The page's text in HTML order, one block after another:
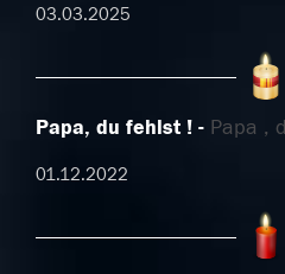
03.03.2025
Papa, du fehlst ! Papa ,
01.12.2022